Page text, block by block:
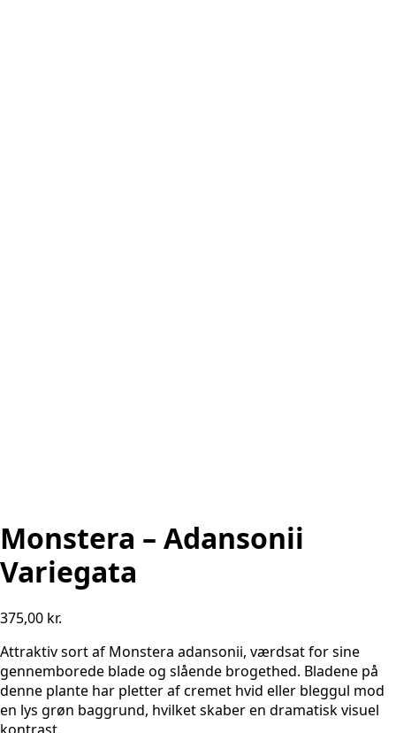
Monstera – Adansonii
Variegata
375,00 kr.
Attraktiv sort af Monstera adansonii, værdsat for sine
gennemborede blade og slående brogethed. Bladene på
denne plante har pletter af cremet hvid eller bleggul mod
en lys grøn baggrund, hvilket skaber en dramatisk visuel
kontrast.